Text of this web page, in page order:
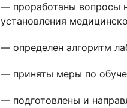
— проработаны вопросы
установления
— определен алгоритм
— приняты меры по
— подготовлены и